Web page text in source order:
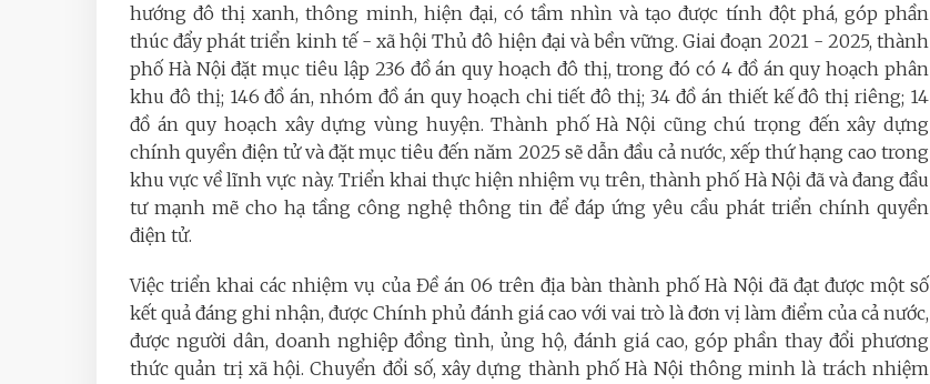
hướng đô thị xanh, thông minh, hiện đại, có tầm nhìn và tạo được tính đột phá, góp phần
thúc đẩy phát triển kinh tế - xã hội Thủ đô hiện đại và bền vững. Giai đoạn 2021 - 2025, thành
phố Hà Nội đặt mục tiêu lập 236 đồ án quy hoạch đô thị, trong đó có 4 đồ án quy hoạch phân
khu đô thị; 146 đồ án, nhóm đồ án quy hoạch chi tiết đô thị; 34 đồ án thiết kế đô thị riêng; 14
đồ án quy hoạch xây dựng vùng huyện. Thành phố Hà Nội cũng chú trọng đến xây dựng
chính quyền điện tử và đặt mục tiêu đến năm 2025 sẽ dẫn đầu cả nước, xếp thứ hạng cao trong
khu vực về lĩnh vực này. Triển khai thực hiện nhiệm vụ trên, thành phố Hà Nội đã và đang đầu
tư mạnh mẽ cho hạ tầng công nghệ thông tin để đáp ứng yêu cầu phát triển chính quyền
điện tử.
Việc triển khai các nhiệm vụ của Đề án 06 trên địa bàn thành phố Hà Nội đã đạt được một số
kết quả đáng ghi nhận, được Chính phủ đánh giá cao với vai trò là đơn vị làm điểm của cả nước,
được người dân, doanh nghiệp đồng tình, ủng hộ, đánh giá cao, góp phần thay đổi phương
thức quản trị xã hội. Chuyển đổi số, xây dựng thành phố Hà Nội thông minh là trách nhiệm